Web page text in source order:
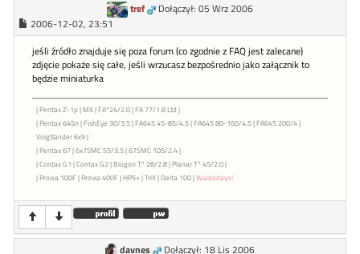
tref
Dołączył: 05 Wrz 2006
2006-12-02, 23:51
jeśli źródło znajduje się poza forum (co zgodnie z FAQ jest zalecane)
zdjęcie pokaże się całe, jeśli wrzucasz bezpośrednio jako załącznik to
będzie miniaturka
| Pentax Z-1p | MX | FA*24/2.0 | FA 77/1.8 Ltd |
| Pentax 645n | FishEye 30/3.5 | FA645 45-85/4.5 | FA645 80-160/4.5 | FA645 200/4 |
Voigtländer 6x9 |
| Pentax 67 | 6x7SMC 55/3.5 | 67SMC 105/2.4 |
| Contax G1 | Contax G2 | Biogon T* 28/2.8 | Planar T* 45/2.0 |
| Provia 100F | Provia 400F | HP5+ | TriX | Delta 100 |Waidodayo!
davnes
Dołączył: 18 Lis 2006